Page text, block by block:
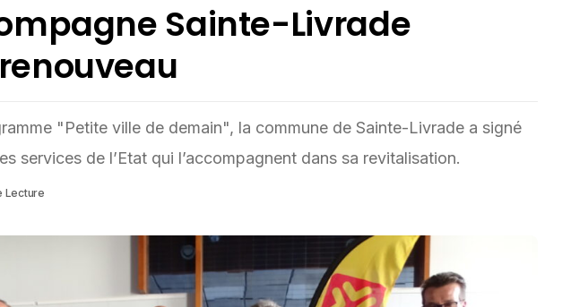
Sainte-Livrade
"Petite ville de demain", la commune de Sainte-Livrade a signé
services de l’Etat qui l’accompagnent dans sa revitalisation.
Lecture